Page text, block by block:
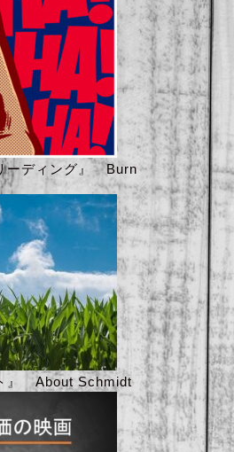
ーディング』 Burn
』 About Schmidt